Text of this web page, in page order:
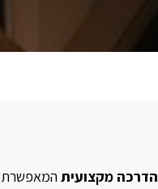
הדרכה מקצועיתהמאפשרת